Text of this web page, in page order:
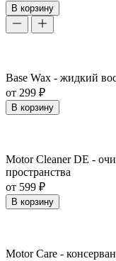
В корзину
Base Wax - жидкий
от 299 ₽
В корзину
Motor Cleaner DE -
пространства
от 599 ₽
В корзину
Motor Care -